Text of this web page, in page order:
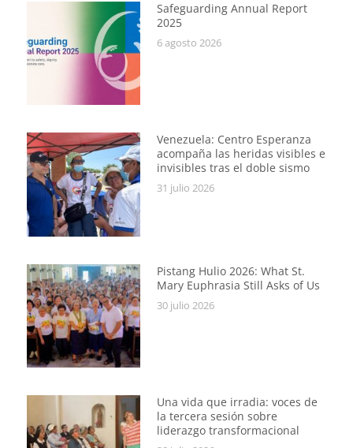
Safeguarding Annual Report
2025
6 agosto 2026
Venezuela: Centro Esperanza
acompaña las heridas visibles e
invisibles tras el doble sismo
31 julio 2026
Pistang Hulio 2026: What St.
Mary Euphrasia Still Asks of Us
30 julio 2026
Una vida que irradia: voces de
la tercera sesión sobre
liderazgo transformacional